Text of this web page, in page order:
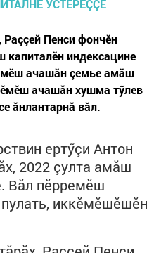
Раççей Пенси фончӗн
индексацине
ачашăн çемье амăш
ачашăн хушма тӳлев
ăнлантарнă вăл.
ертӳçи Антон
2022 çулта амăш
Вăл пӗрремӗш
иккӗмӗшӗшӗн